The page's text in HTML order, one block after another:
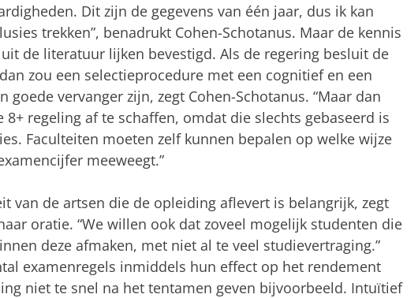
Dit zijn de gegevens van één jaar, dus ik kan
trekken”, benadrukt Cohen-Schotanus. Maar de kennis
de literatuur lijken bevestigd. Als de regering besluit de
zou een selectieprocedure met een cognitief en een
goede vervanger zijn, zegt Cohen-Schotanus. “Maar dan
regeling af te schaffen, omdat die slechts gebaseerd is
Faculteiten moeten zelf kunnen bepalen op welke wijze
meeweegt.”
van de artsen die de opleiding aflevert is belangrijk, zegt
oratie. “We willen ook dat zoveel mogelijk studenten die
deze afmaken, met niet al te veel studievertraging.”
examenregels inmiddels hun effect op het rendement
niet te snel na het tentamen geven bijvoorbeeld. Intuïtief